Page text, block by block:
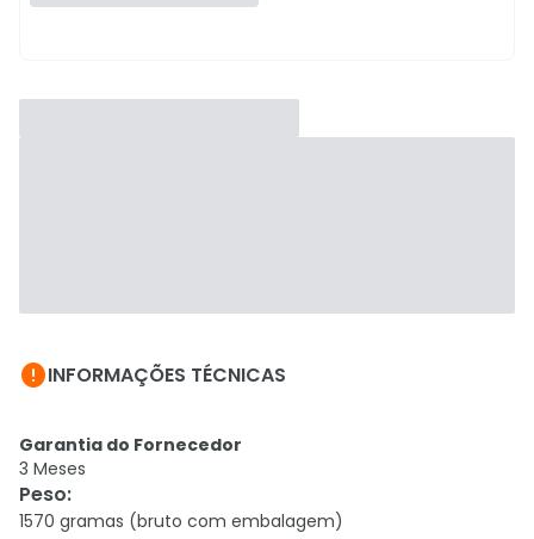
INFORMAÇÕES TÉCNICAS
Garantia do Fornecedor
3 Meses
Peso:
1570 gramas (bruto com embalagem)